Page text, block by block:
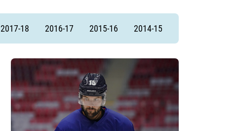
2017-18 2016-17 2015-16 2014-15